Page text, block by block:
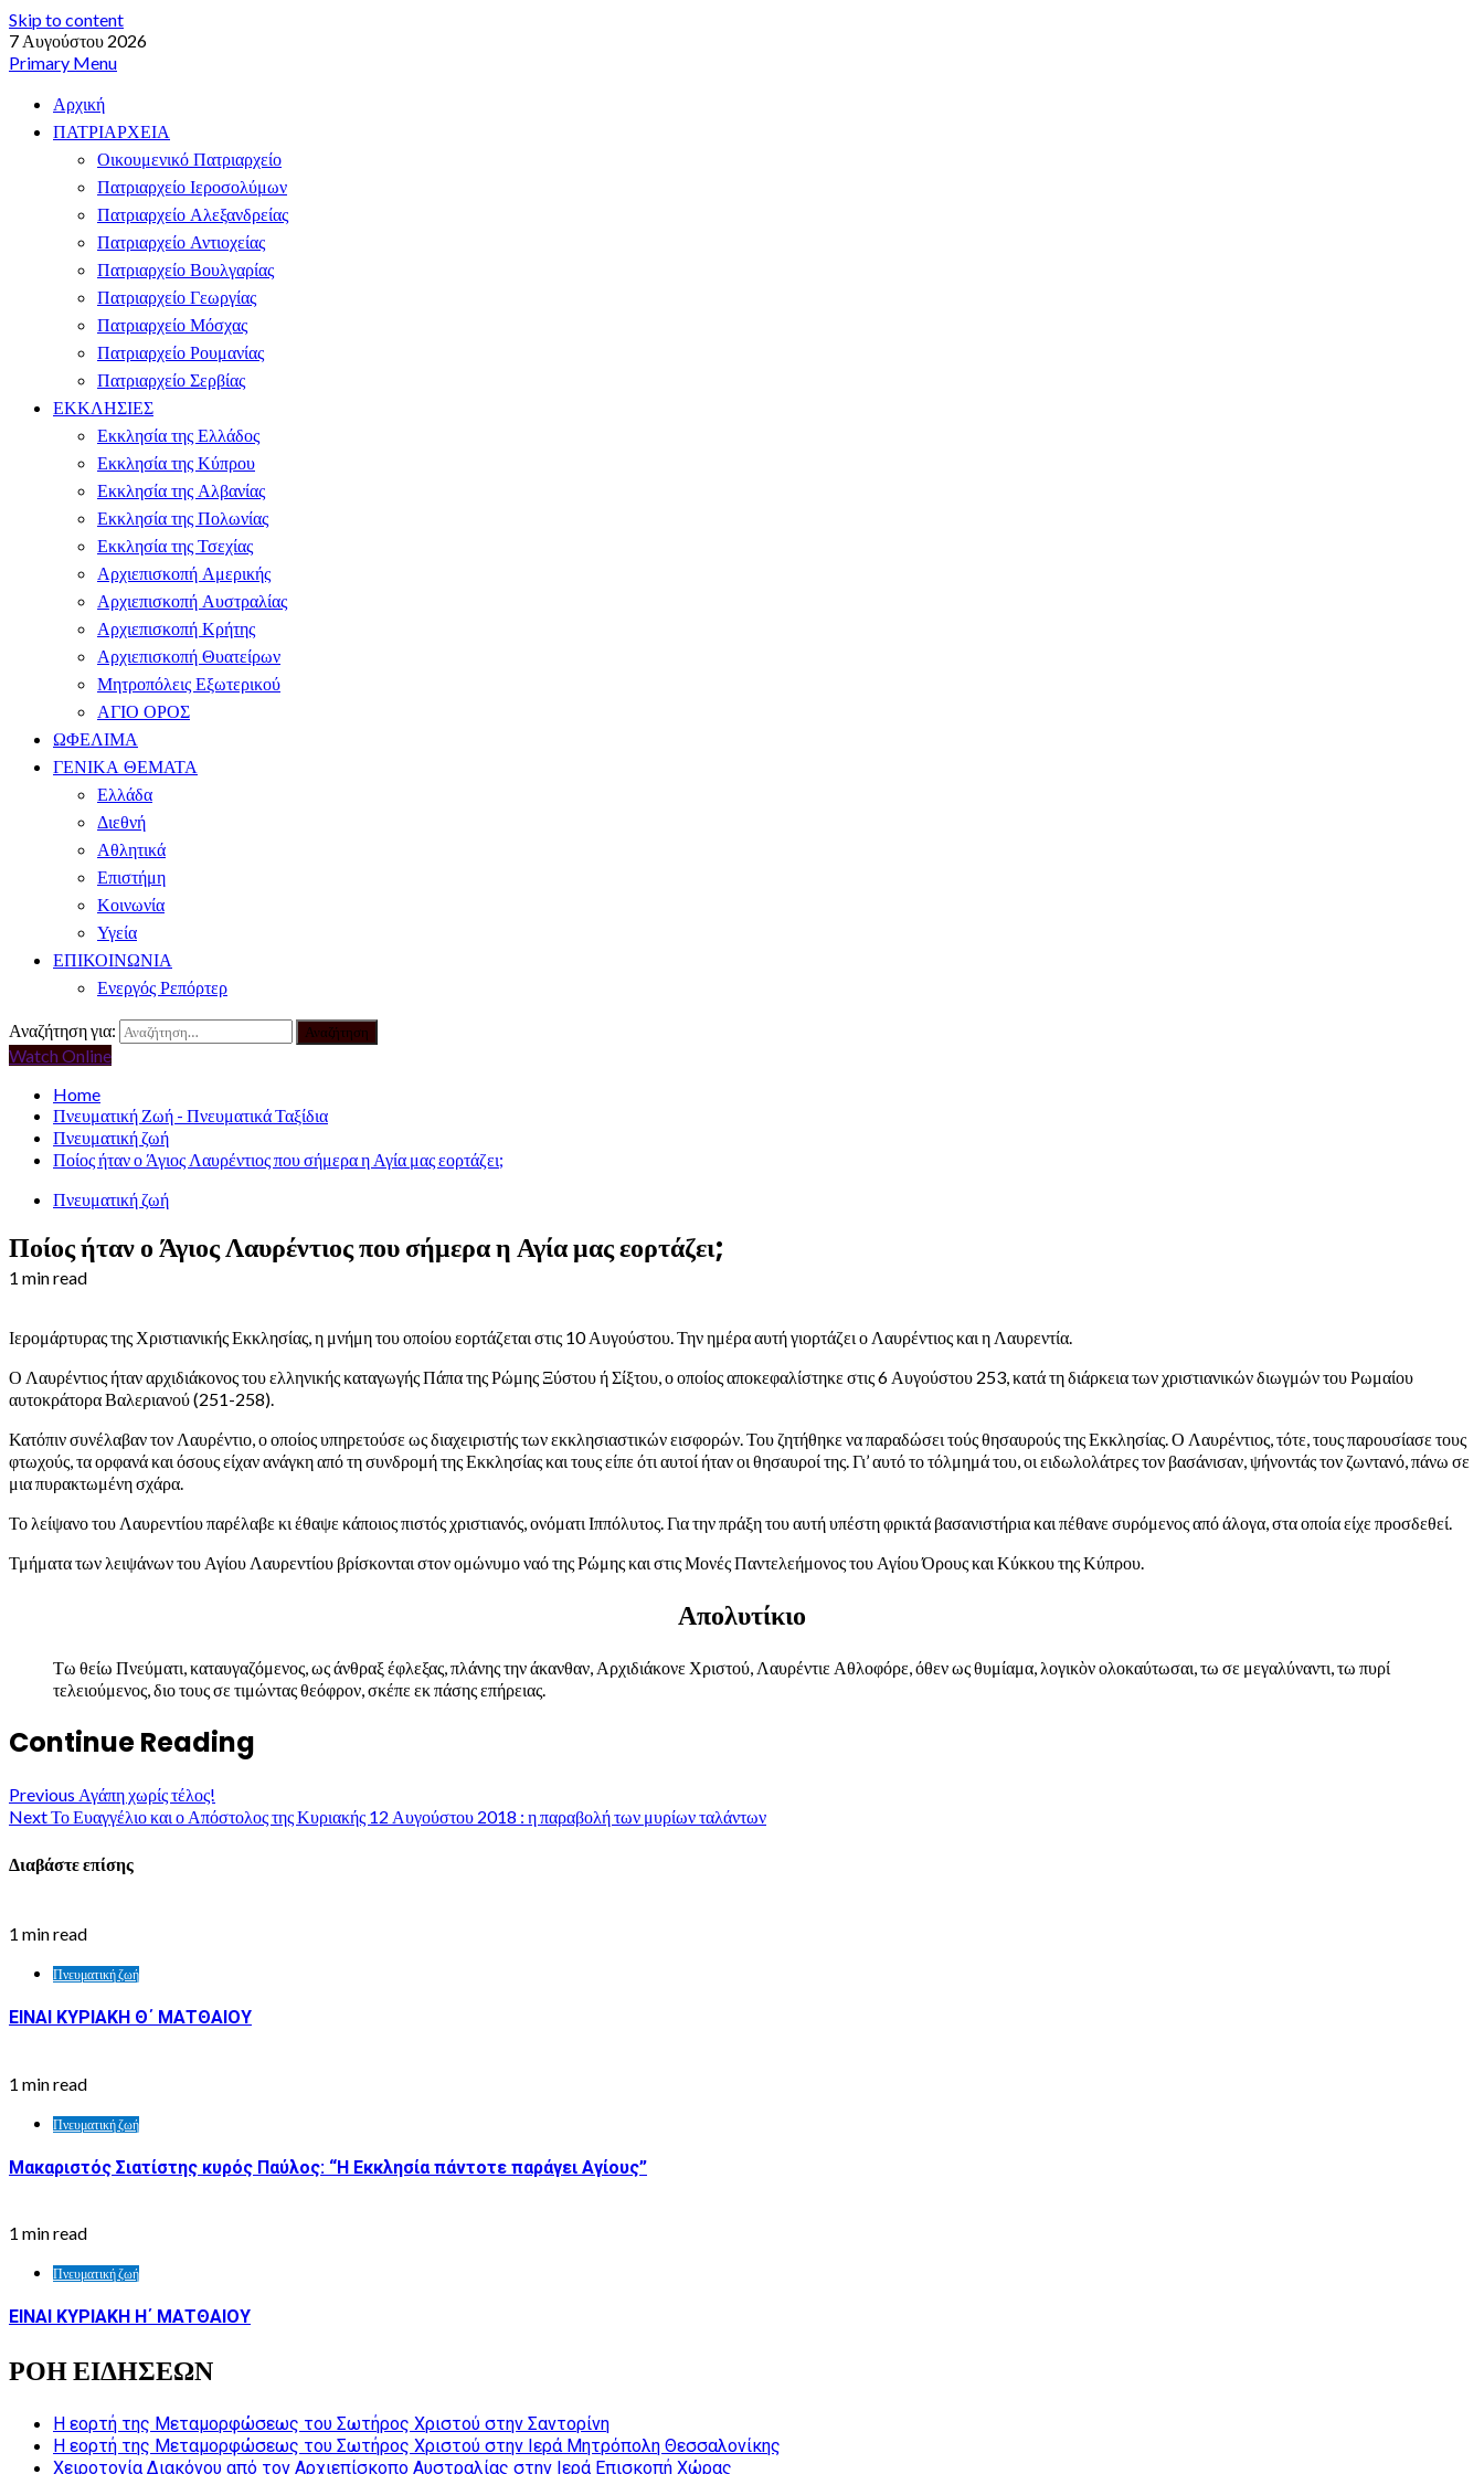
Skip to content
7 Αυγούστου 2026
Primary Menu
Αρχική
ΠΑΤΡΙΑΡΧΕΙΑ
Οικουμενικό Πατριαρχείο
Πατριαρχείο Ιεροσολύμων
Πατριαρχείο Αλεξανδρείας
Πατριαρχείο Αντιοχείας
Πατριαρχείο Βουλγαρίας
Πατριαρχείο Γεωργίας
Πατριαρχείο Μόσχας
Πατριαρχείο Ρουμανίας
Πατριαρχείο Σερβίας
ΕΚΚΛΗΣΙΕΣ
Εκκλησία της Ελλάδος
Εκκλησία της Κύπρου
Εκκλησία της Αλβανίας
Εκκλησία της Πολωνίας
Εκκλησία της Τσεχίας
Αρχιεπισκοπή Αμερικής
Αρχιεπισκοπή Αυστραλίας
Αρχιεπισκοπή Κρήτης
Αρχιεπισκοπή Θυατείρων
Μητροπόλεις Εξωτερικού
ΑΓΙΟ ΟΡΟΣ
ΩΦΕΛΙΜΑ
ΓΕΝΙΚΑ ΘΕΜΑΤΑ
Ελλάδα
Διεθνή
Αθλητικά
Επιστήμη
Κοινωνία
Υγεία
ΕΠΙΚΟΙΝΩΝΙΑ
Ενεργός Ρεπόρτερ
Αναζήτηση για:
Watch Online
Home
Πνευματική Ζωή - Πνευματικά Ταξίδια
Πνευματική ζωή
Ποίος ήταν ο Άγιος Λαυρέντιος που σήμερα η Αγία μας εορτάζει;
Πνευματική ζωή
Ποίος ήταν ο Άγιος Λαυρέντιος που σήμερα η Αγία μας εορτάζει;
1 min read
Ιερομάρτυρας της Χριστιανικής Εκκλησίας, η μνήμη του οποίου εορτάζεται στις 10 Αυγούστου. Την ημέρα αυτή γιορτάζει ο Λαυρέντιος και η Λαυρεντία.
Ο Λαυρέντιος ήταν αρχιδιάκονος του ελληνικής καταγωγής Πάπα της Ρώμης Ξύστου ή Σίξτου, ο οποίος αποκεφαλίστηκε στις 6 Αυγούστου 253, κατά τη διάρκεια των χριστιανικών διωγμών του Ρωμαίου
αυτοκράτορα Βαλεριανού (251-258).
Κατόπιν συνέλαβαν τον Λαυρέντιο, ο οποίος υπηρετούσε ως διαχειριστής των εκκλησιαστικών εισφορών. Του ζητήθηκε να παραδώσει τούς θησαυρούς της Εκκλησίας. Ο Λαυρέντιος, τότε, τους παρουσίασε τους
φτωχούς, τα ορφανά και όσους είχαν ανάγκη από τη συνδρομή της Εκκλησίας και τους είπε ότι αυτοί ήταν οι θησαυροί της. Γι’ αυτό το τόλμημά του, οι ειδωλολάτρες τον βασάνισαν, ψήνοντάς τον ζωντανό, πάνω σε
μια πυρακτωμένη σχάρα.
Το λείψανο του Λαυρεντίου παρέλαβε κι έθαψε κάποιος πιστός χριστιανός, ονόματι Ιππόλυτος. Για την πράξη του αυτή υπέστη φρικτά βασανιστήρια και πέθανε συρόμενος από άλογα, στα οποία είχε προσδεθεί.
Τμήματα των λειψάνων του Αγίου Λαυρεντίου βρίσκονται στον ομώνυμο ναό της Ρώμης και στις Μονές Παντελεήμονος του Αγίου Όρους και Κύκκου της Κύπρου.
Απολυτίκιο
Τω θείω Πνεύματι, καταυγαζόμενος, ως άνθραξ έφλεξας, πλάνης την άκανθαν, Αρχιδιάκονε Χριστού, Λαυρέντιε Αθλοφόρε, όθεν ως θυμίαμα, λογικὸν ολοκαύτωσαι, τω σε μεγαλύναντι, τω πυρί
τελειούμενος, διο τους σε τιμώντας θεόφρον, σκέπε εκ πάσης επήρειας.
Continue Reading
Previous Αγάπη χωρίς τέλος!
NextΤο Ευαγγέλιο και ο Απόστολος της Κυριακής 12 Αυγούστου 2018 : η παραβολή των μυρίων ταλάντων
Διαβάστε επίσης
1 min read
Πνευματική ζωή
ΕΙΝΑΙ ΚΥΡΙΑΚΗ Θ΄ ΜΑΤΘΑΙΟΥ
1 min read
Πνευματική ζωή
Μακαριστός Σιατίστης κυρός Παύλος: “Η Εκκλησία πάντοτε παράγει Αγίους”
1 min read
Πνευματική ζωή
ΕΙΝΑΙ ΚΥΡΙΑΚΗ Η΄ ΜΑΤΘΑΙΟΥ
ΡΟΗ ΕΙΔΗΣΕΩΝ
Η εορτή της Μεταμορφώσεως του Σωτήρος Χριστού στην Σαντορίνη
Η εορτή της Μεταμορφώσεως του Σωτήρος Χριστού στην Ιερά Μητρόπολη Θεσσαλονίκης
Χειροτονία Διακόνου από τον Αρχιεπίσκοπο Αυστραλίας στην Ιερά Επισκοπή Χώρας